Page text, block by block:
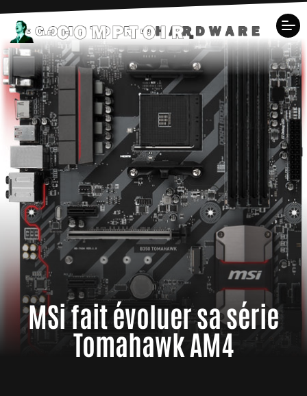
MSi fait évoluer sa série
Tomahawk AM4